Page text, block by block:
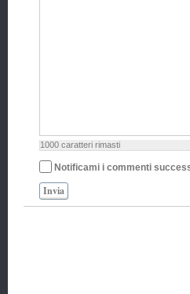
1000 caratteri rimasti
Notificami i commenti
Invia